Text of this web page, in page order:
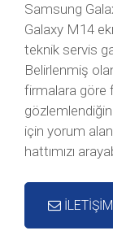
Samsung
Galaxy M14
teknik servis
Belirlenmiş
firmalara göre
için yorum
hattımızı
İLETİŞİM